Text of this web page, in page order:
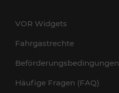
VOR Widgets
Fahrgastrechte
Beförderungsbedingungen
Häufige Fragen (FAQ)